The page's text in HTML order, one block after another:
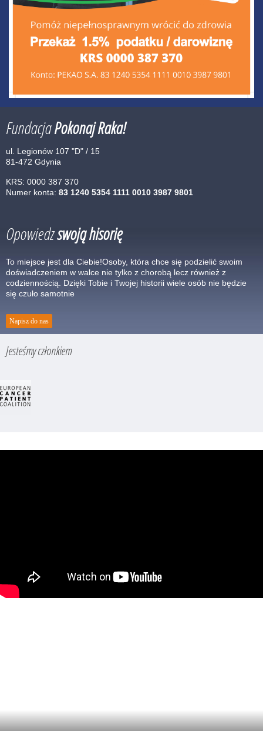
FundacjaPokonaj Raka!
ul. Legionów 107 "D" / 15
81-472 Gdynia
KRS: 0000 387 370
Numer konta: 83 1240 5354 1111 0010 3987 9801
Opowiedzswoją hisorię
To miejsce jest dla Ciebie!Osoby, która chce się podzielić swoim
doświadczeniem w walce nie tylko z chorobą lecz również z
codziennością. Dzięki Tobie i Twojej historii wiele osób nie będzie
się czuło samotnie
Napisz do nas
Jesteśmy członkiem